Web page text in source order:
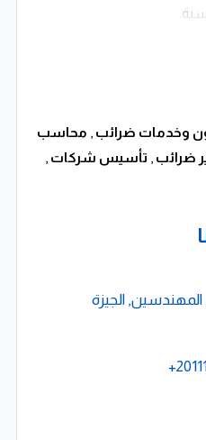
المحاسبية والاستشارية
على الثقة.
وخدمات ضرائب , محاسب
ضرائب , تأسيس شركات ,